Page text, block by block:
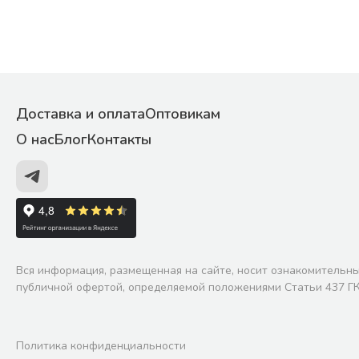
Доставка и оплатаОптовикам
О насБлогКонтакты
Вся информация, размещенная на сайте, носит
публичной офертой, определяемой положениями Статьи 437
Политика конфиденциальности